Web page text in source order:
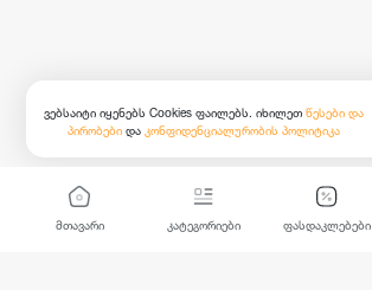
მთავარი კატეგორიები ფასდაკლებები
ვებსაიტი იყენებს Cookies ფაილებს. იხილეთ წესები და
პირობები და კონფიდენციალურობის პოლიტიკა